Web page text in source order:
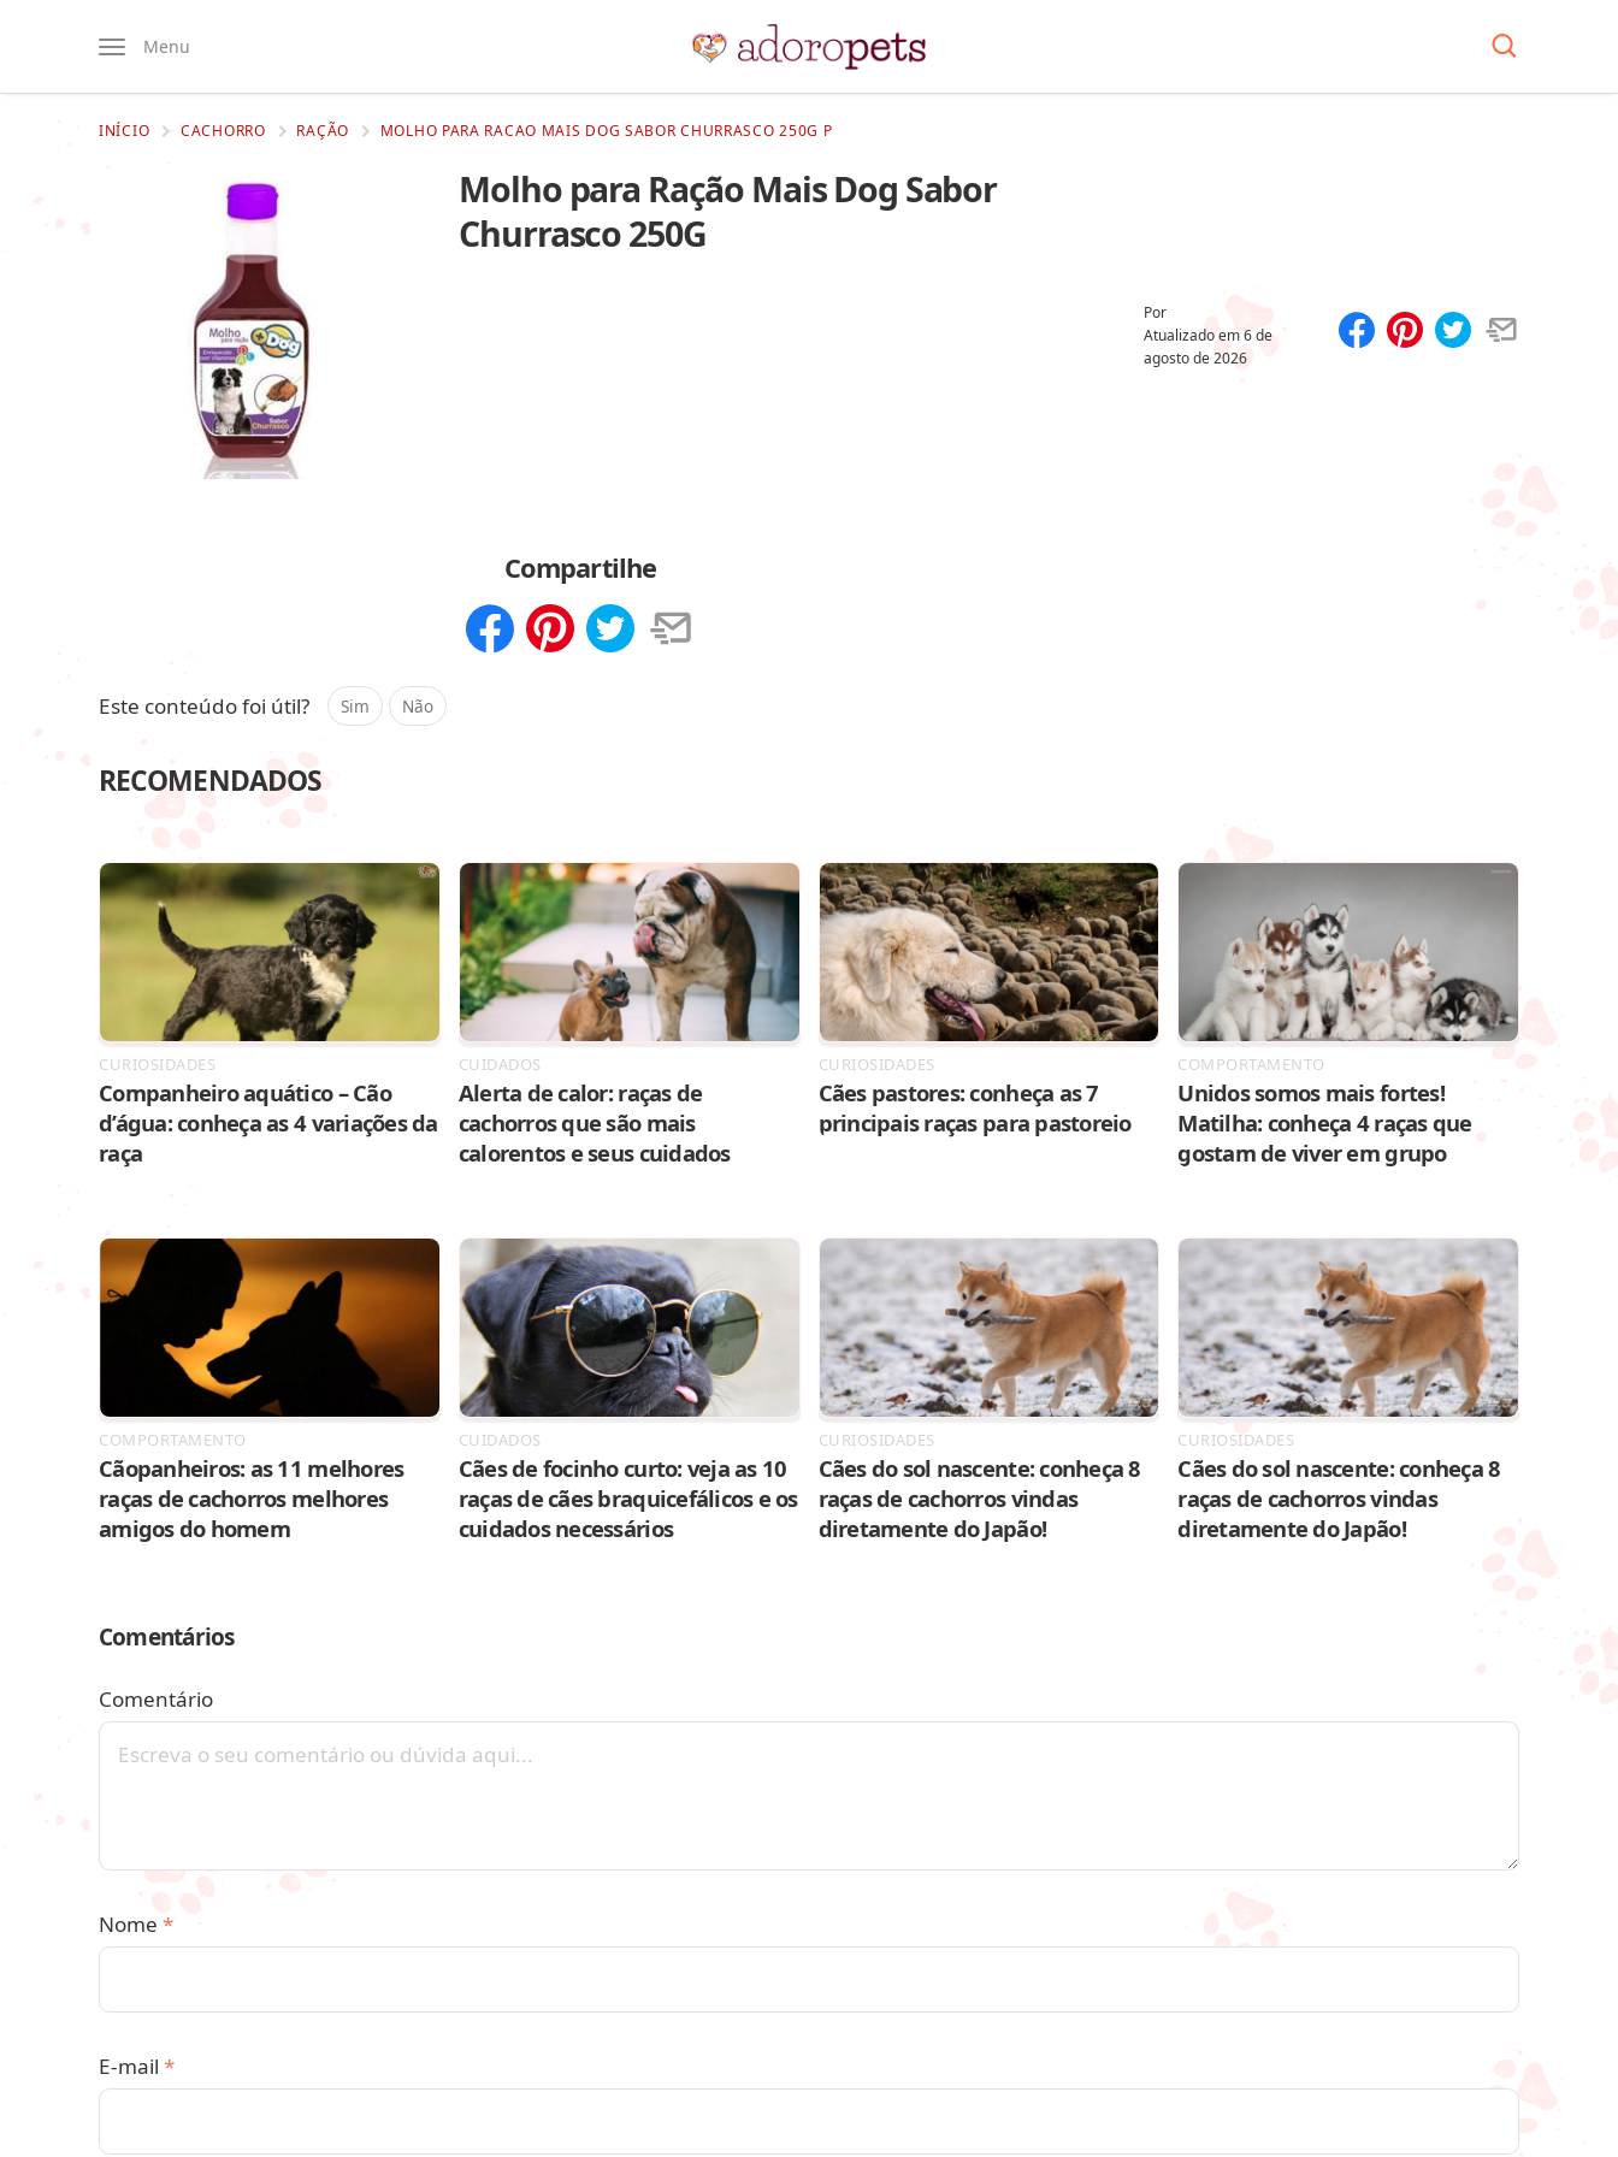
Menu
INÍCIO CACHORRO RAÇÃO MOLHO PARA RACAO MAIS DOG SABOR CHURRASCO 250G P
Molho para Ração Mais Dog Sabor
Churrasco 250G
Por
Atualizado em6 de
agosto de 2026
Compartilhe
Este conteúdo foi útil? Sim Não
RECOMENDADOS
CURIOSIDADES
Companheiro aquático – Cão
d’água: conheça as 4 variações da
raça
CUIDADOS
Alerta de calor: raças de
cachorros que são mais
calorentos e seus cuidados
CURIOSIDADES
Cães pastores: conheça as 7
principais raças para pastoreio
COMPORTAMENTO
Unidos somos mais fortes!
Matilha: conheça 4 raças que
gostam de viver em grupo
COMPORTAMENTO
Cãopanheiros: as 11 melhores
raças de cachorros melhores
amigos do homem
CUIDADOS
Cães de focinho curto: veja as 10
raças de cães braquicefálicos e os
cuidados necessários
CURIOSIDADES
Cães do sol nascente: conheça 8
raças de cachorros vindas
diretamente do Japão!
CURIOSIDADES
Cães do sol nascente: conheça 8
raças de cachorros vindas
diretamente do Japão!
Comentários
Comentário
Nome *
E-mail *